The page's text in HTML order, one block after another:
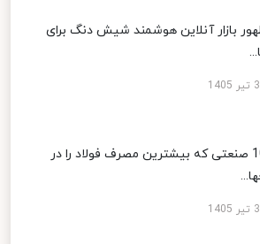
بازار آنلاین هوشمند شیش دنگ برای
صنعتی که بیشترین مصرف فولاد را در